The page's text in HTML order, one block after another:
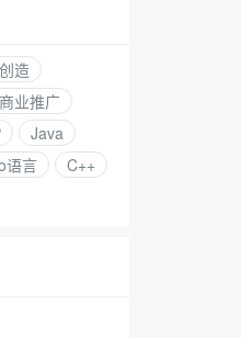
造
商业推广
Java
语言
C++